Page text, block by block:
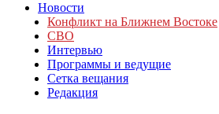
Новости
Конфликт на Ближнем Востоке
СВО
Интервью
Программы и ведущие
Сетка вещания
Редакция